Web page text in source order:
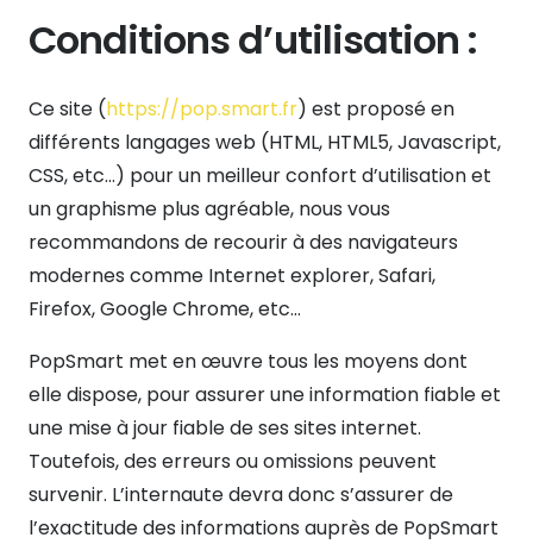
Conditions d’utilisation :
Ce site (https://pop.smart.fr) est proposé en
différents langages web (HTML, HTML5, Javascript,
CSS, etc…) pour un meilleur confort d’utilisation et
un graphisme plus agréable, nous vous
recommandons de recourir à des navigateurs
modernes comme Internet explorer, Safari,
Firefox, Google Chrome, etc…
PopSmart met en œuvre tous les moyens dont
elle dispose, pour assurer une information fiable et
une mise à jour fiable de ses sites internet.
Toutefois, des erreurs ou omissions peuvent
survenir. L’internaute devra donc s’assurer de
l’exactitude des informations auprès de PopSmart